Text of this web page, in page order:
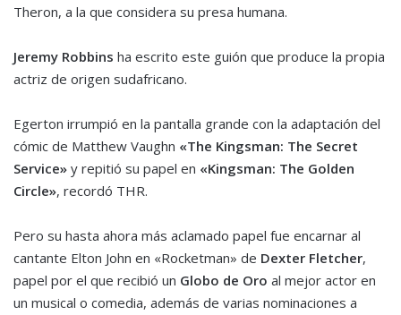
Theron, a la que considera su presa humana.
Jeremy Robbins ha escrito este guión que produce la propia
actriz de origen sudafricano.
Egerton irrumpió en la pantalla grande con la adaptación del
cómic de Matthew Vaughn «The Kingsman: The Secret
Service» y repitió su papel en «Kingsman: The Golden
Circle», recordó THR.
Pero su hasta ahora más aclamado papel fue encarnar al
cantante Elton John en «Rocketman» de Dexter Fletcher,
papel por el que recibió un Globo de Oro al mejor actor en
un musical o comedia, además de varias nominaciones a